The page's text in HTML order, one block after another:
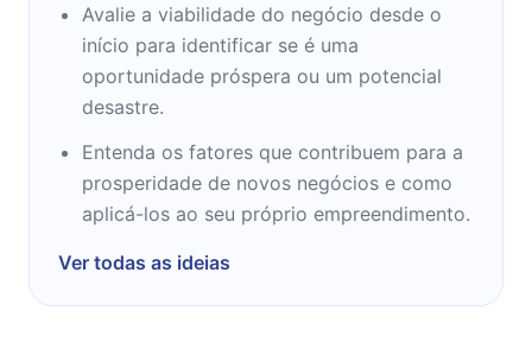
2011); Crescimento inteligente: Edifício
Enduring Empresas pela gestão dos riscos de
Crescimento (Columbia Business School
Publishing, 2010); Hess e Goetz, então você
quer começar um negócio (FT Press, 2008);
O Crescimento Orgânico Para Road
(McGraw-Hill, 2007); Hess e Cameron, eds,
amp; High Performance (Cambridge
University Press, 2006); Hess e Kazanjian,
Avalie a viabilidade do negócio desde o
início para identificar se é uma
oportunidade próspera ou um potencial
desastre.
Entenda os fatores que contribuem para a
prosperidade de novos negócios e como
aplicá-los ao seu próprio empreendimento.
Ver todas as ideias